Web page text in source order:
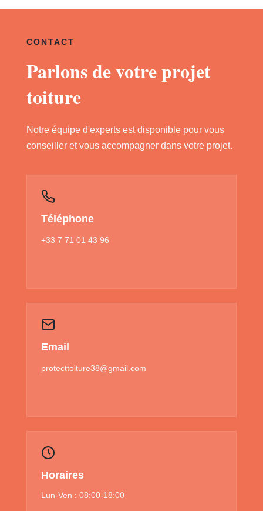
CONTACT
Parlons de votre projet
toiture
Notre équipe d'experts est disponible pour vous
conseiller et vous accompagner dans votre projet.
Téléphone
+33 7 71 01 43 96
Email
protecttoiture38@gmail.com
Horaires
Lun-Ven : 08:00-18:00